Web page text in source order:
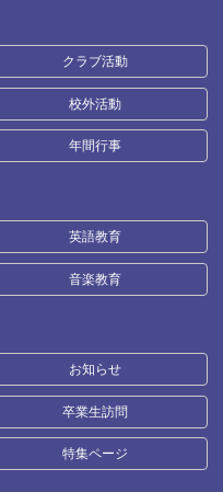
クラブ活動
校外活動
年間行事
英語教育
音楽教育
お知らせ
卒業生訪問
特集ページ